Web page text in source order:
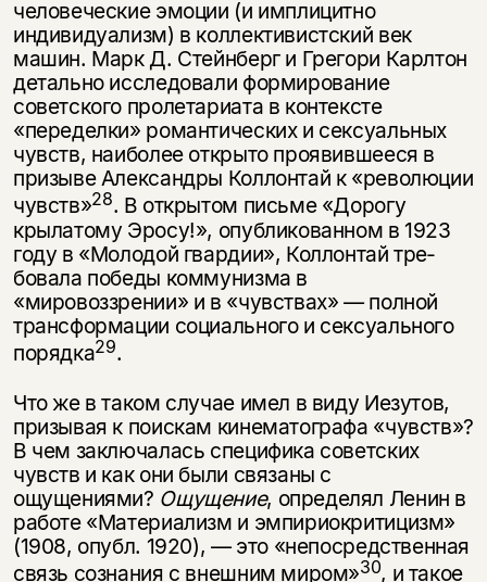
человеческие эмоции (и имплицитно
индивидуализм) в коллективистский век
машин. Марк Д. Стейнберг и Грегори Карлтон
детально исследовали формирование
советского пролетариата в контексте
«переделки» романтических и сексу­альных
чувств, наиболее открыто проявившееся в
призыве Александры Коллонтай к «революции
чувств»28. В открытом письме «Дорогу
крылатому Эросу!», опубликованном в 1923
году в «Молодой гвардии», Коллонтай тре­
бовала победы коммунизма в
«мировоззрении» и в «чувствах» — полной
трансформации социального и сексуального
порядка29.
Что же в таком случае имел в виду Иезутов,
призывая к поискам кинема­тографа «чувств»?
В чем заключалась специфика советских
чувств и как они были связаны с
ощущениями? Ощущение, определял Ленин в
работе «Мате­риализм и эмпириокритицизм»
(1908, опубл. 1920), — это «непосредственная
связь сознания с внешним миром»30, и такое